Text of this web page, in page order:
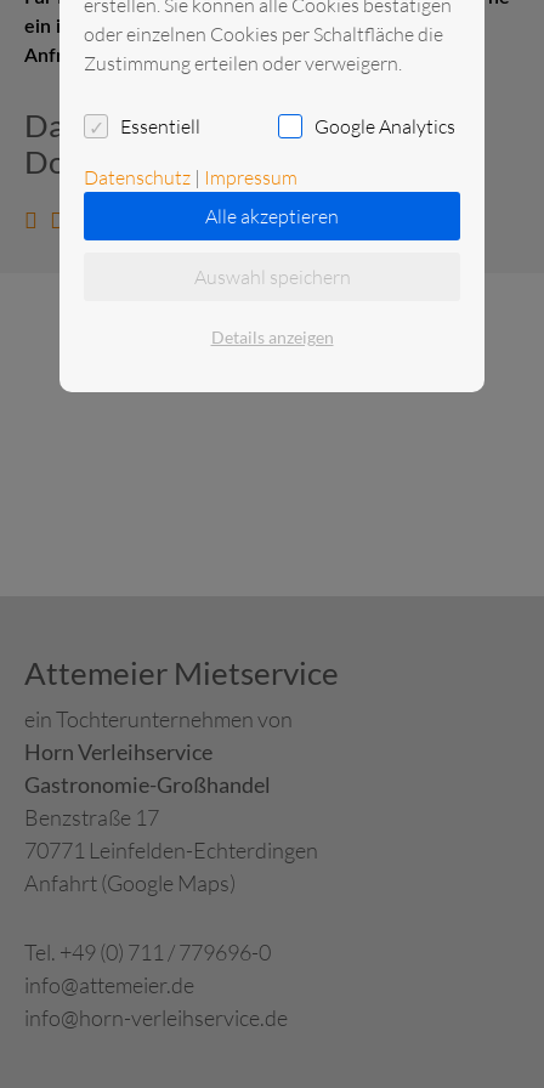
ein individuelles Angebot. Senden Sie uns gerne eine
Anfrage.
Datenblatt und zusätzliche
Dokumente
Datenblatt anzeigen
Attemeier Mietservice
ein Tochterunternehmen von
Horn Verleihservice
Gastronomie-Großhandel
Benzstraße 17
70771 Leinfelden-Echterdingen
Anfahrt (Google Maps)
Tel. +49 (0) 711 / 779696-0
info@attemeier.de
info@horn-verleihservice.de
erstellen. Sie können alle Cookies bestätigen
oder einzelnen Cookies per Schaltfläche die
Zustimmung erteilen oder verweigern.
Essentiell Google Analytics
Datenschutz | Impressum
Alle akzeptieren
Auswahl speichern
Details anzeigen